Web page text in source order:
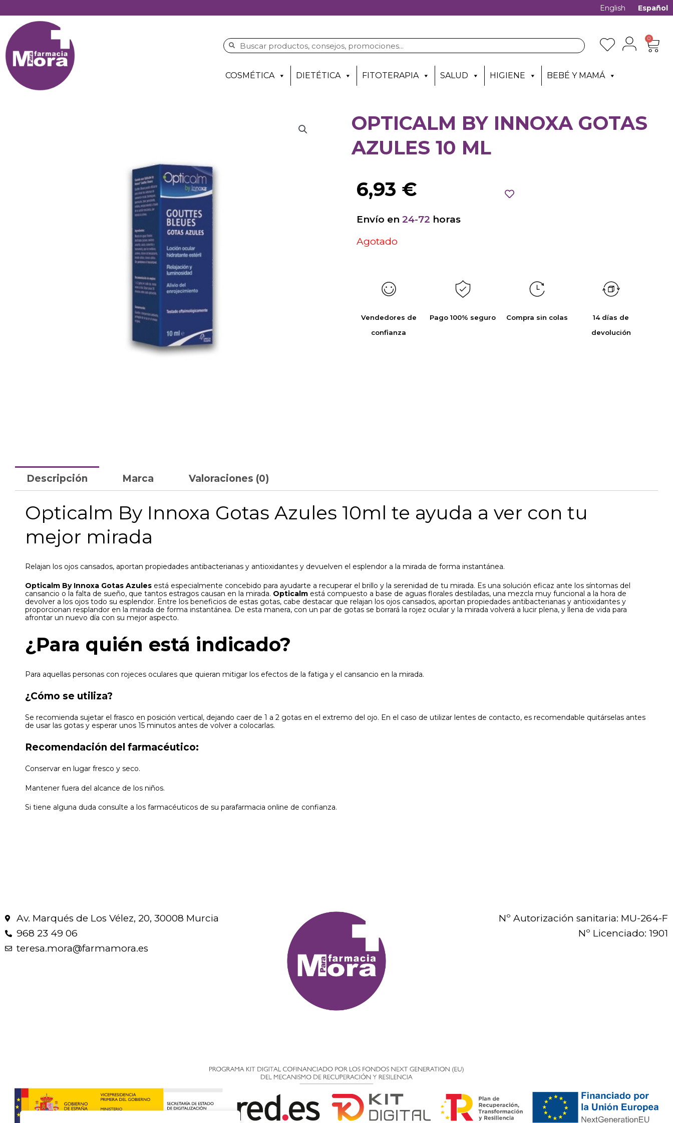
English Español
0
COSMÉTICA DIETÉTICA FITOTERAPIA SALUD HIGIENE BEBÉ Y MAMÁ
OPTICALM BY INNOXA GOTAS
AZULES 10 ML
6,93 €
Envío en 24-72 horas
Agotado
Vendedores de
confianza
Pago 100% seguro Compra sin colas
14 días de
devolución
Descripción Marca Valoraciones (0)
Opticalm By Innoxa Gotas Azules 10ml te ayuda a ver con tu
mejor mirada
Relajan los ojos cansados, aportan propiedades antibacterianas y antioxidantes y devuelven el esplendor a la mirada de forma instantánea.
Opticalm By Innoxa Gotas Azules está especialmente concebido para ayudarte a recuperar el brillo y la serenidad de tu mirada. Es una solución eficaz ante los síntomas del
cansancio o la falta de sueño, que tantos estragos causan en la mirada. Opticalm está compuesto a base de aguas florales destiladas, una mezcla muy funcional a la hora de
devolver a los ojos todo su esplendor. Entre los beneficios de estas gotas, cabe destacar que relajan los ojos cansados, aportan propiedades antibacterianas y antioxidantes y
proporcionan resplandor en la mirada de forma instantánea. De esta manera, con un par de gotas se borrará la rojez ocular y la mirada volverá a lucir plena, y llena de vida para
afrontar un nuevo día con su mejor aspecto.
¿Para quién está indicado?
Para aquellas personas con rojeces oculares que quieran mitigar los efectos de la fatiga y el cansancio en la mirada.
¿Cómo se utiliza?
Se recomienda sujetar el frasco en posición vertical, dejando caer de 1 a 2 gotas en el extremo del ojo. En el caso de utilizar lentes de contacto, es recomendable quitárselas antes
de usar las gotas y esperar unos 15 minutos antes de volver a colocarlas.
Recomendación del farmacéutico:
Conservar en lugar fresco y seco.
Mantener fuera del alcance de los niños.
Si tiene alguna duda consulte a los farmacéuticos de su parafarmacia online de confianza.
Av. Marqués de Los Vélez, 20, 30008 Murcia
968 23 49 06
teresa.mora@farmamora.es
Nº Autorización sanitaria: MU-264-F
Nº Licenciado: 1901